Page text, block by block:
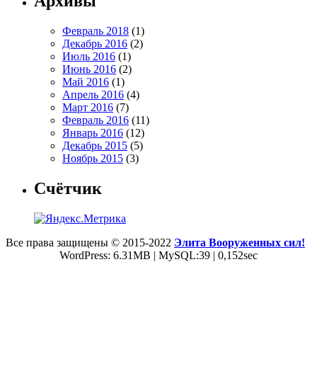
Февраль 2018 (1)
Декабрь 2016 (2)
Июль 2016 (1)
Июнь 2016 (2)
Май 2016 (1)
Апрель 2016 (4)
Март 2016 (7)
Февраль 2016 (11)
Январь 2016 (12)
Декабрь 2015 (5)
Ноябрь 2015 (3)
Счётчик
Все права защищены © 2015-2022 Элита Вооруженных сил!
WordPress: 6.31MB | MySQL:39 | 0,152sec